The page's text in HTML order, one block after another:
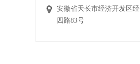
安徽省天长市经济开发区经
四路83号